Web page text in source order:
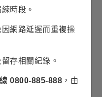
時段。
網路延遲而重複操
存相關紀錄。
0800-885-888 ，由